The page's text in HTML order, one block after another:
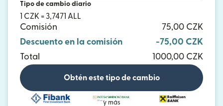
Tipo de cambio diario
1 CZK = 3,7471 ALL
Comisión
75,00 CZK
Descuento en la comisión
-75,00 CZK
Total
1000,00 CZK
Obtén este tipo de cambio
y más